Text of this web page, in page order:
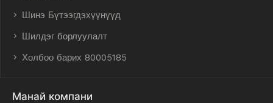
Шинэ Бүтээгдэхүүнүүд
Шилдэг борлуулалт
Холбоо барих 80005185
Манай компани